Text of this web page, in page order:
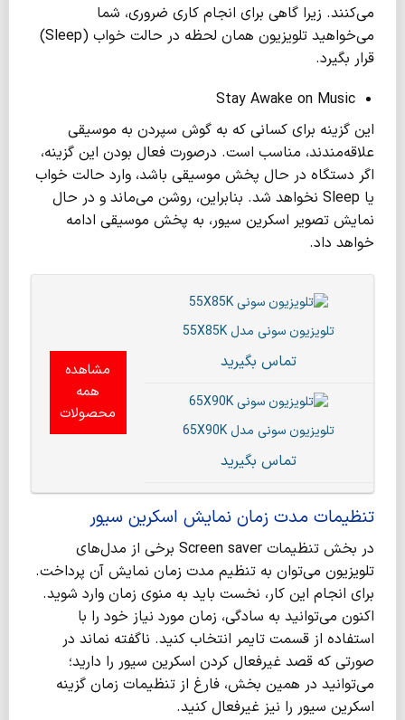
می‌کنند. زیرا گاهی برای انجام کاری ضروری، شما
می‌خواهید تلویزیون همان لحظه در حالت خواب (Sleep)
قرار بگیرد.
Stay Awake on Music
این گزینه برای کسانی که به گوش سپردن به موسیقی
علاقه‌مندند، مناسب است. درصورت فعال بودن این گزینه،
اگر دستگاه در حال پخش موسیقی باشد، وارد حالت خواب
یا Sleep نخواهد شد. بنابراین، روشن می‌ماند و در حال
نمایش تصویر اسکرین سیور، به پخش موسیقی ادامه
خواهد داد.
تلویزیون سونی مدل 55X85K
تماس بگیرید
تلویزیون سونی مدل 65X90K
تماس بگیرید
مشاهده
همه
محصولات
تنظیمات مدت زمان نمایش اسکرین سیور
در بخش تنظیمات Screen saver برخی از مدل‌های
تلویزیون می‌توان به تنظیم مدت زمان نمایش آن پرداخت.
برای انجام این کار، نخست باید به منوی زمان وارد شوید.
اکنون می‌توانید به سادگی، زمان مورد نیاز خود را با
استفاده از قسمت تایمر انتخاب کنید. ناگفته نماند در
صورتی که قصد غیرفعال کردن اسکرین سیور را دارید؛
می‌توانید در همین بخش، فارغ از تنظیمات زمان گزینه
اسکرین سیور را نیز غیرفعال کنید.